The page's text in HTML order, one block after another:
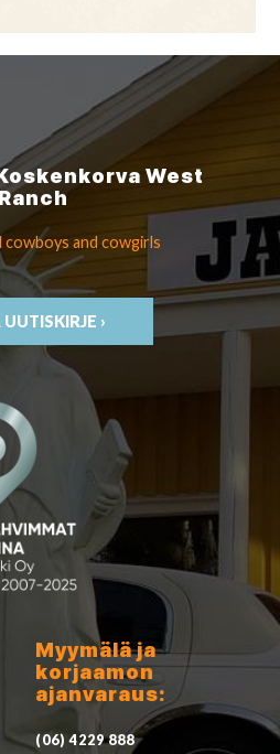
West
cowboys and cowgirls
›
Myymälä ja
korjaamon
ajanvaraus:
(06) 4229 888